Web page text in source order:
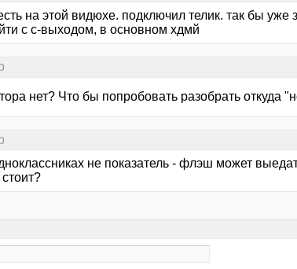
на этой видюхе. подключил телик. так бы уже
с с-выходом, в основном хдмй
нет? Что бы попробовать разобрать откуда
не показатель - флэш может